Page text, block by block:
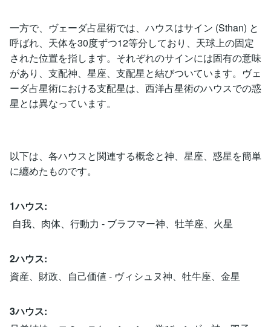
一方で、ヴェーダ占星術では、ハウスはサイン (Sthan) と
呼ばれ、天体を30度ずつ12等分しており、天球上の固定
された位置を指します。それぞれのサインには固有の意味
があり、支配神、星座、支配星と結びついています。ヴェ
ーダ占星術における支配星は、西洋占星術のハウスでの惑
星とは異なっています。
以下は、各ハウスと関連する概念と神、星座、惑星を簡単
に纏めたものです。
1ハウス:
自我、肉体、行動力 - ブラフマー神、牡羊座、火星
2ハウス:
資産、財政、自己価値 - ヴィシュヌ神、牡牛座、金星
3ハウス: